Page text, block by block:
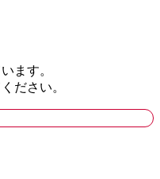
ます。
ださい。